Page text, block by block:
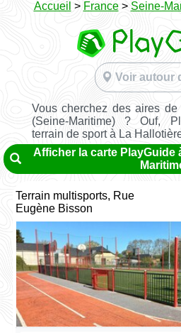
Accueil > France> Seine-
Voir autour
Vous cherchez des aires
(Seine-Maritime) ? Ouf,
terrain de sport à La
Afficher la carte PlayGuide
Terrain multisports, Rue
Eugène Bisson